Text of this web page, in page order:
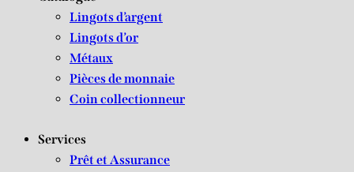
Lingots d’argent
Lingots d’or
Métaux
Pièces de monnaie
Coin collectionneur
Services
Prêt et Assurance